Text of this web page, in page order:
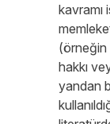
kavramı
(örneğin
hakkı
yandan